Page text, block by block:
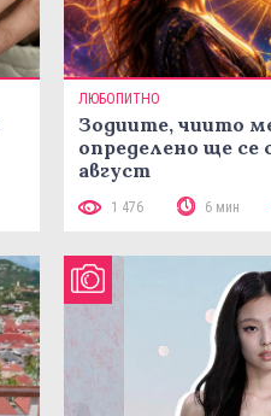
ЛЮБОПИТНО
Зодиите, чиито
определено ще се
август
1 476 6 мин